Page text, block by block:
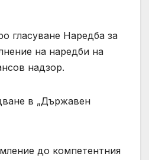
гласуване Наредба за
на наредби на
надзор.
в „Държавен
до компетентния